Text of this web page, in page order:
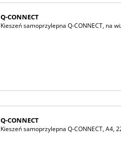
Q-CONNECT
Kieszeń samoprzylepna Q-CONNECT, na
Q-CONNECT
Kieszeń samoprzylepna Q-CONNECT, A4,